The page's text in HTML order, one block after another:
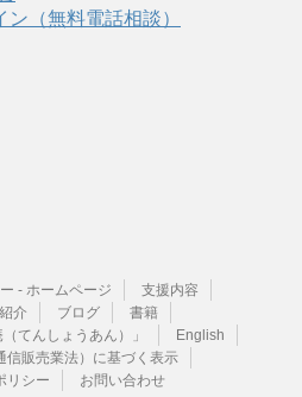
（無料電話相談）
- ホームページ
支援内容
介
ブログ
書籍
てんしょうあん）」
English
信販売業法）に基づく表示
リシー
お問い合わせ